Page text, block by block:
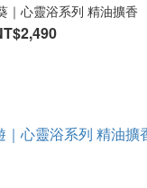
｜心靈浴系列 精油擴香